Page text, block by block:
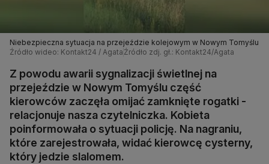
Niebezpieczna sytuacja na przejeździe kolejowym w Nowym Tomyślu
Źródło wideo: Kontakt24 / Agata Źródło zdj. gł.: Kontakt24/Agata
Z powodu awarii sygnalizacji świetlnej na
przejeździe w Nowym Tomyślu część
kierowców zaczęła omijać zamknięte rogatki -
relacjonuje nasza czytelniczka. Kobieta
poinformowała o sytuacji policję. Na nagraniu,
które zarejestrowała, widać kierowcę cysterny,
który jedzie slalomem.